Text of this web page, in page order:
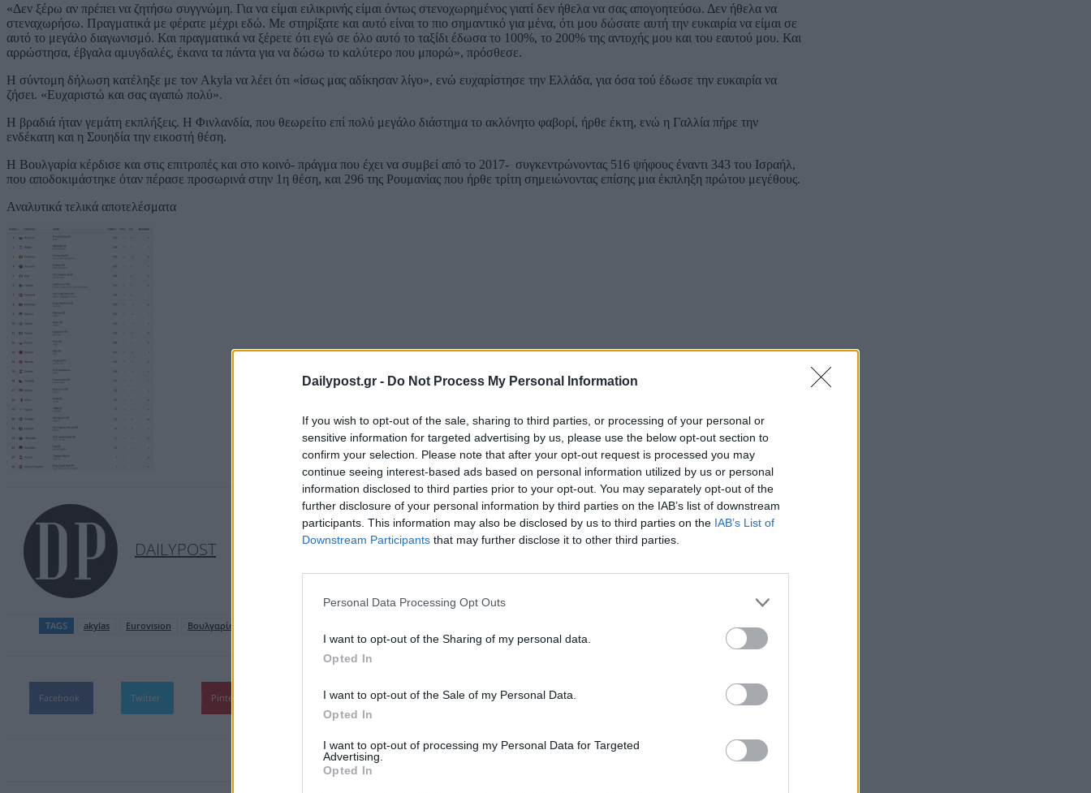
Dailypost.gr - Do Not Process My Personal Information
If you wish to opt-out of the sale, sharing to third parties, or processing of your personal or
sensitive information for targeted advertising by us, please use the below opt-out section to
confirm your selection. Please note that after your opt-out request is processed you may
continue seeing interest-based ads based on personal information utilized by us or personal
information disclosed to third parties prior to your opt-out. You may separately opt-out of the
further disclosure of your personal information by third parties on the IAB’s list of downstream
participants. This information may also be disclosed by us to third parties on the IAB’s List of
Downstream Participants that may further disclose it to other third parties.
Personal Data Processing Opt Outs
I want to opt-out of the Sharing of my personal data.
Opted In
I want to opt-out of the Sale of my Personal Data.
Opted In
I want to opt-out of processing my Personal Data for Targeted
Advertising.
Opted In
«Δεν ξέρω αν πρέπει να ζητήσω συγγνώμη. Για να είμαι ειλικρινής είμαι όντως στενοχωρημένος γιατί δεν ήθελα να σας απογοητεύσω. Δεν ήθελα να
στεναχωρήσω. Πραγματικά με φέρατε μέχρι εδώ. Με στηρίξατε και αυτό είναι το πιο σημαντικό για μένα, ότι μου δώσατε αυτή την ευκαιρία να είμαι σε
αυτό το μεγάλο διαγωνισμό. Και πραγματικά να ξέρετε ότι εγώ σε όλο αυτό το ταξίδι έδωσα το 100%, το 200% της αντοχής μου και του εαυτού μου. Και
αρρώστησα, έβγαλα αμυγδαλές, έκανα τα πάντα για να δώσω το καλύτερο που μπορώ», πρόσθεσε.
Η σύντομη δήλωση κατέληξε με τον Akyla να λέει ότι «ίσως μας αδίκησαν λίγο», ενώ ευχαρίστησε την Ελλάδα, για όσα τού έδωσε την ευκαιρία να
ζήσει. «Ευχαριστώ και σας αγαπώ πολύ».
Η βραδιά ήταν γεμάτη εκπλήξεις. Η Φινλανδία, που θεωρείτο επί πολύ μεγάλο διάστημα το ακλόνητο φαβορί, ήρθε έκτη, ενώ η Γαλλία πήρε την
ενδέκατη και η Σουηδία την εικοστή θέση.
Η Βουλγαρία κέρδισε και στις επιτροπές και στο κοινό- πράγμα που έχει να συμβεί από το 2017- συγκεντρώνοντας 516 ψήφους έναντι 343 του Ισραήλ,
που αποδοκιμάστηκε όταν πέρασε προσωρινά στην 1η θέση, και 296 της Ρουμανίας που ήρθε τρίτη σημειώνοντας επίσης μια έκπληξη πρώτου μεγέθους.
Αναλυτικά τελικά αποτελέσματα
DAILYPOST
TAGS akylas Eurovision Βουλγαρία
Facebook Twitter Pinterest WhatsApp